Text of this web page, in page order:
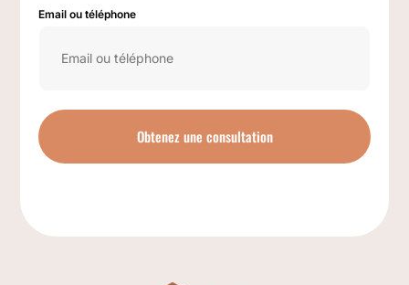
Email ou téléphone
Obtenez une consultation